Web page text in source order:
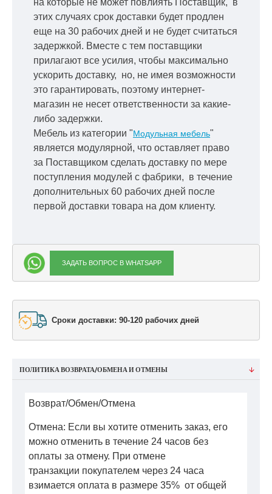
на которые не может повлиять Поставщик, в
этих случаях срок доставки будет продлен
еще на 30 рабочих дней и не будет считаться
задержкой. Вместе с тем поставщики
прилагают все усилия, чтобы максимально
ускорить доставку, но, не имея возможности
это гарантировать, поэтому интернет-
магазин не несет ответственности за какие-
либо задержки.
Мебель из категории "Модульная мебель"
является модулярной, что оставляет право
за Поставщиком сделать доставку по мере
поступления модулей с фабрики, в течение
дополнительных 60 рабочих дней после
первой доставки товара на дом клиенту.
ЗАДАТЬ ВОПРОС В WHATSAPP
Сроки доставки: 90-120 рабочих дней
ПОЛИТИКА ВОЗВРАТА/ОБМЕНА И ОТМЕНЫ
Возврат/Обмен/Отмена
Отмена: Если вы хотите отменить заказ, его
можно отменить в течение 24 часов без
оплаты за отмену. При отмене
транзакции покупателем через 24 часа
взимается оплата в размере 35% от общей